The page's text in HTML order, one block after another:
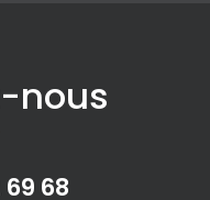
nous
69 68